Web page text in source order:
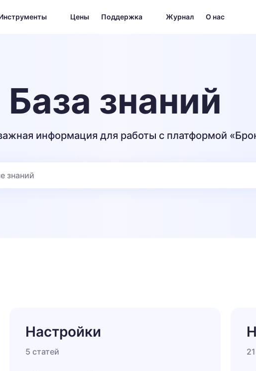
Цены Поддержка Журнал О нас
База знаний
информация для работы с платформой
Настройки
5 статей